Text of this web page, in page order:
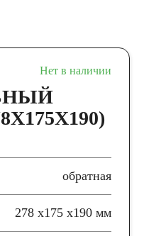
Нет в наличии
обратная
278 x175 x190 мм